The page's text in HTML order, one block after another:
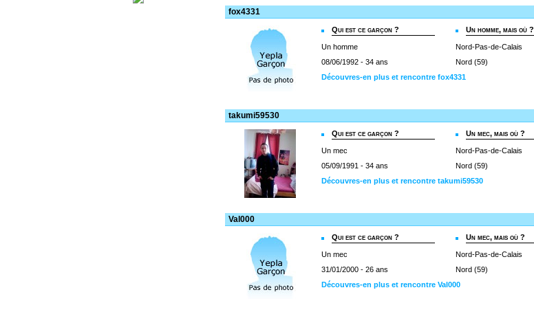
fox4331
Qui est ce garçon ?
Un homme
08/06/1992 - 34 ans
Un homme, mais où ?
Nord-Pas-de-Calais
Nord (59)
Découvres-en plus et rencontre fox4331
takumi59530
Qui est ce garçon ?
Un mec
05/09/1991 - 34 ans
Un mec, mais où ?
Nord-Pas-de-Calais
Nord (59)
Découvres-en plus et rencontre takumi59530
Val000
Qui est ce garçon ?
Un mec
31/01/2000 - 26 ans
Un mec, mais où ?
Nord-Pas-de-Calais
Nord (59)
Découvres-en plus et rencontre Val000